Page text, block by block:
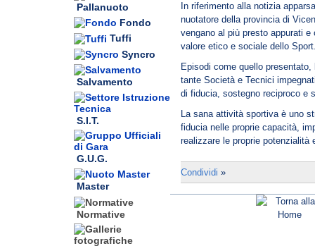
Pallanuoto
Fondo
Tuffi
Syncro
Salvamento
S.I.T.
G.U.G.
Master
Normative
In riferimento alla notizia
nuotatore della provincia di
vengano al più presto appurati e
valore etico e sociale dello
Episodi come quello
tante Società e Tecnici
di fiducia, sostegno reciproco e
La sana attività sportiva è uno
fiducia nelle proprie capacità,
realizzare le proprie potenzialità
Condividi »